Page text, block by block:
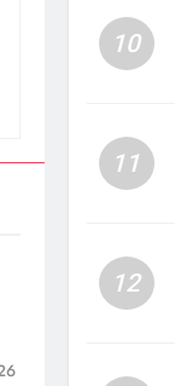
10
11
12